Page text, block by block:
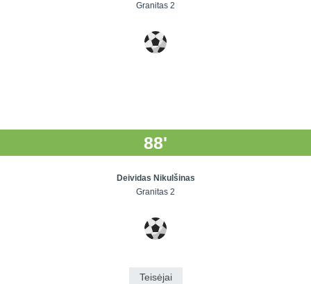
Granitas 2
88'
Deividas Nikulšinas
Granitas 2
Teisėjai